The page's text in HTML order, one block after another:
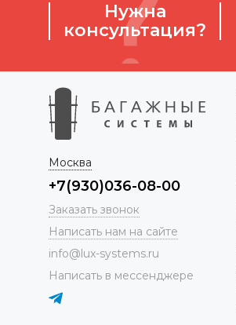
Нужна
консультация?
Москва
+7(930)036-08-00
Заказать звонок
Написать нам на сайте
info@lux-systems.ru
Написать в мессенджере